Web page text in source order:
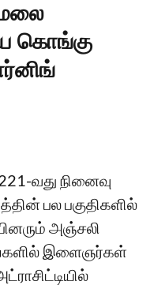
கொங்கு
வது நினைவு
பல பகுதிகளில்
அஞ்சலி
இளைஞர்கள்